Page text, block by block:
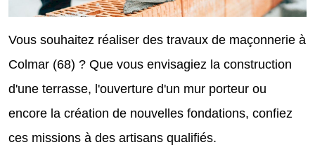
Vous souhaitez réaliser des travaux de maçonnerie à
Colmar (68) ? Que vous envisagiez la construction
d'une terrasse, l'ouverture d'un mur porteur ou
encore la création de nouvelles fondations, confiez
ces missions à des artisans qualifiés.